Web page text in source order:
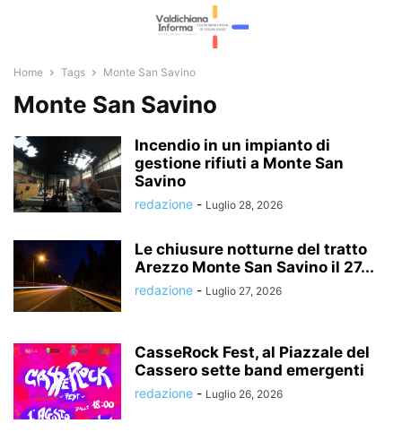
Home Tags Monte San Savino
Monte San Savino
Incendio in un impianto di
gestione rifiuti a Monte San
Savino
redazione - Luglio 28, 2026
Le chiusure notturne del tratto
Arezzo Monte San Savino il 27...
redazione - Luglio 27, 2026
CasseRock Fest, al Piazzale del
Cassero sette band emergenti
redazione - Luglio 26, 2026